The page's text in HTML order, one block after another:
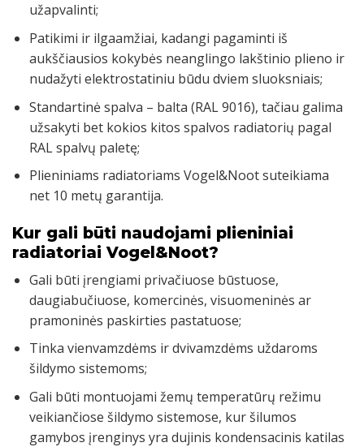
užapvalinti;
Patikimi ir ilgaamžiai, kadangi pagaminti iš
aukščiausios kokybės neanglingo lakštinio plieno ir
nudažyti elektrostatiniu būdu dviem sluoksniais;
Standartinė spalva – balta (RAL 9016), tačiau galima
užsakyti bet kokios kitos spalvos radiatorių pagal
RAL spalvų paletę;
Plieniniams radiatoriams Vogel&Noot suteikiama
net 10 metų garantija.
Kur gali būti naudojami plieniniai
radiatoriai Vogel&Noot?
Gali būti įrengiami privačiuose būstuose,
daugiabučiuose, komercinės, visuomeninės ar
pramoninės paskirties pastatuose;
Tinka vienvamzdėms ir dvivamzdėms uždaroms
šildymo sistemoms;
Gali būti montuojami žemų temperatūrų režimu
veikiančiose šildymo sistemose, kur šilumos
gamybos įrenginys yra dujinis kondensacinis katilas